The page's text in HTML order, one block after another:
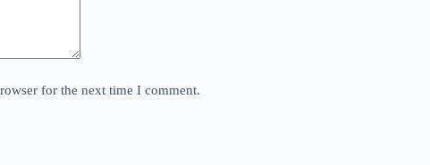
for the next time I comment.